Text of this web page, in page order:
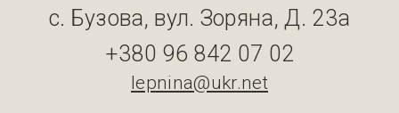
с. Бузова, вул. Зоряна, Д. 23а
+380 96 842 07 02
lepnina@ukr.net